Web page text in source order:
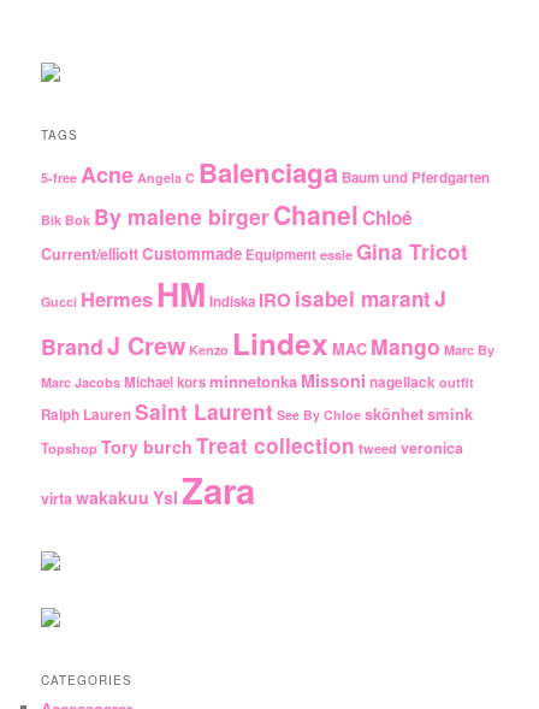
TAGS
5-free Acne Angela C Balenciaga Baum und Pferdgarten
Bik Bok By malene birgerChanelChloé
Current/elliottCustommade Equipment essie Gina Tricot
Gucci HermesHM Indiska IRO isabel marantJ
BrandJ Crew Kenzo Lindex MAC Mango Marc By
Marc Jacobs Michael korsminnetonka Missoni nagellack outfit
Ralph LaurenSaint Laurent See By Chloe skönhetsmink
TopshopTory burch Treat collection tweed veronica
virtawakakuu Ysl Zara
CATEGORIES